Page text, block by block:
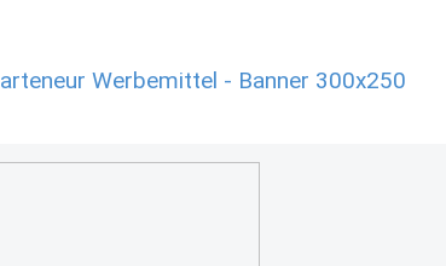
arteneur Werbemittel - Banner 300x250